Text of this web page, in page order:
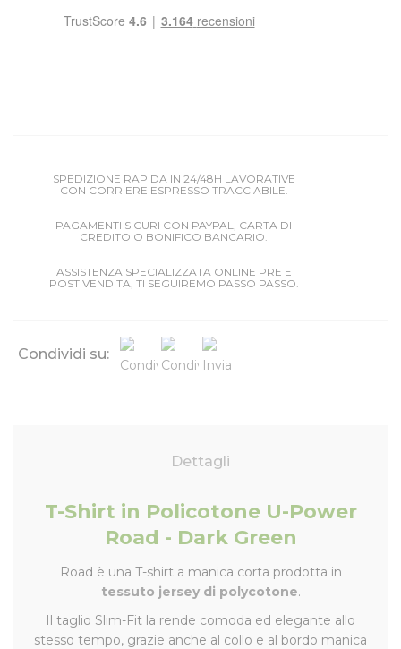
SPEDIZIONE RAPIDA IN 24/48H LAVORATIVE
CON CORRIERE ESPRESSO TRACCIABILE.
PAGAMENTI SICURI CON PAYPAL, CARTA DI
CREDITO O BONIFICO BANCARIO.
ASSISTENZA SPECIALIZZATA ONLINE PRE E
POST VENDITA, TI SEGUIREMO PASSO PASSO.
Condividi su:
Dettagli
T-Shirt in Policotone U-Power
Road - Dark Green
Road è una T-shirt a manica corta prodotta in
tessuto jersey di polycotone.
Il taglio Slim-Fit la rende comoda ed elegante allo
stesso tempo, grazie anche al collo e al bordo manica